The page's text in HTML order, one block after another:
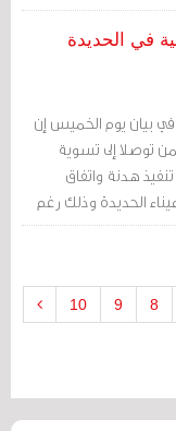
في الحديدة
في بيان يوم الخميس إن
توصلا إلى تسوية
هدنة واتفاق
الحديدة وذلك رغم
نهائي على الاتفاق
8
9
10